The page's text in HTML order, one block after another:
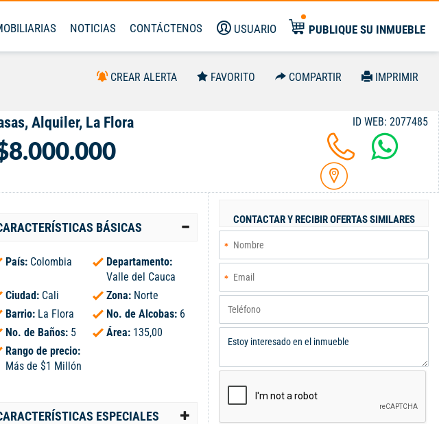
NOTICIAS CONTÁCTENOS USUARIO PUBLIQUE SU INMUEBLE
CREAR ALERTA FAVORITO COMPARTIR IMPRIMIR
Alquiler, La Flora ID WEB: 2077485
BÁSICAS
País: Colombia
Departamento:
Valle del Cauca
Ciudad: Cali Zona: Norte
Barrio: La Flora No. de Alcobas: 6
No. de Baños: 5 Área: 135,00
Rango de precio:
Más de $1 Millón
ESPECIALES
CONTACTAR Y RECIBIR OFERTAS SIMILARES